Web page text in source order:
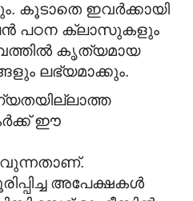
കൂടാതെ ഇവർക്കായി
പഠന ക്ലാസുകളും
കൃത്യമായ
ലഭ്യമാക്കും.
ഈ
അപേക്ഷകൾ